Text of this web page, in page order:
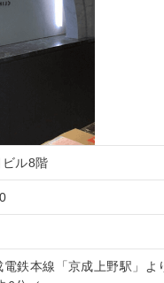
ル8階
鉄本線「京成上野駅」